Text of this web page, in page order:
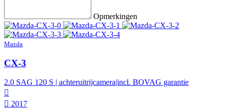
Opmerkingen
Mazda
CX-3
2.0 SAG 120 S | achteruitrijcamera|incl. BOVAG garantie
2017